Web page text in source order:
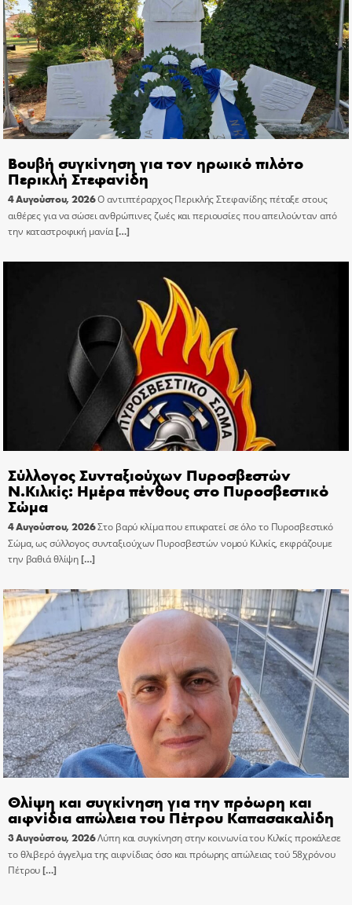
Βουβή συγκίνηση για τον ηρωικό πιλότο
Περικλή Στεφανίδη
4 Αυγούστου, 2026Ο αντιπτέραρχος Περικλής Στεφανίδης πέταξε στους
αιθέρες για να σώσει ανθρώπινες ζωές και περιουσίες που απειλούνταν από
την καταστροφική μανία[…]
Σύλλογος Συνταξιούχων Πυροσβεστών
Ν.Κιλκίς: Ημέρα πένθους στο Πυροσβεστικό
Σώμα
4 Αυγούστου, 2026Στο βαρύ κλίμα που επικρατεί σε όλο το Πυροσβεστικό
Σώμα, ως σύλλογος συνταξιούχων Πυροσβεστών νομού Κιλκίς, εκφράζουμε
την βαθιά θλίψη[…]
Θλίψη και συγκίνηση για την πρόωρη και
αιφνίδια απώλεια του Πέτρου Καπασακαλίδη
3 Αυγούστου, 2026Λύπη και συγκίνηση στην κοινωνία του Κιλκίς προκάλεσε
το θλιβερό άγγελμα της αιφνίδιας όσο και πρόωρης απώλειας τού 58χρόνου
Πέτρου[…]